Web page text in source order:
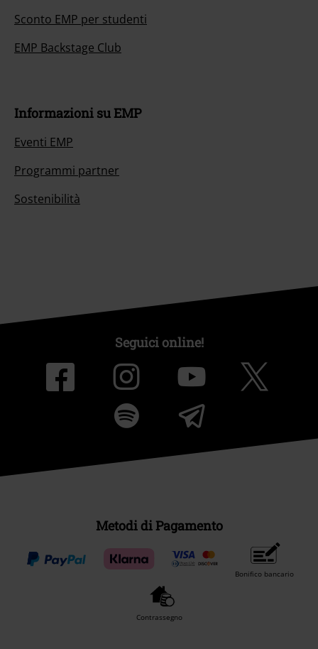
Sconto EMP per studenti
EMP Backstage Club
Informazioni su EMP
Eventi EMP
Programmi partner
Sostenibilità
Seguici online!
Metodi di Pagamento
Bonifico bancario
Contrassegno